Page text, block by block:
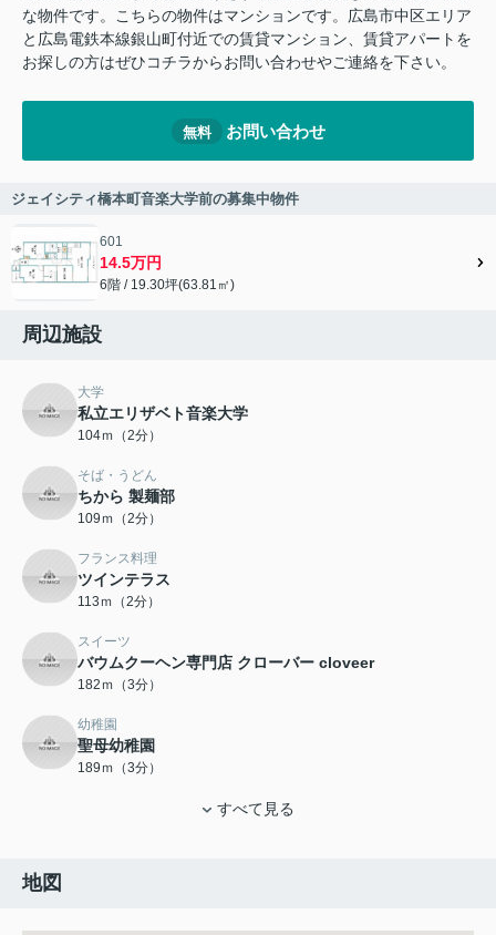
な物件です。こちらの物件はマンションです。広島市中区エリア
と広島電鉄本線銀山町付近での賃貸マンション、賃貸アパートを
お探しの方はぜひコチラからお問い合わせやご連絡を下さい。
無料 お問い合わせ
ジェイシティ橋本町音楽大学前の募集中物件
601
14.5万円
6階 / 19.30坪(63.81㎡)
周辺施設
大学
私立エリザベト音楽大学
104ｍ（2分）
そば・うどん
ちから 製麺部
109ｍ（2分）
フランス料理
ツインテラス
113ｍ（2分）
スイーツ
バウムクーヘン専門店 クローバー cloveer
182ｍ（3分）
幼稚園
聖母幼稚園
189ｍ（3分）
すべて見る
地図